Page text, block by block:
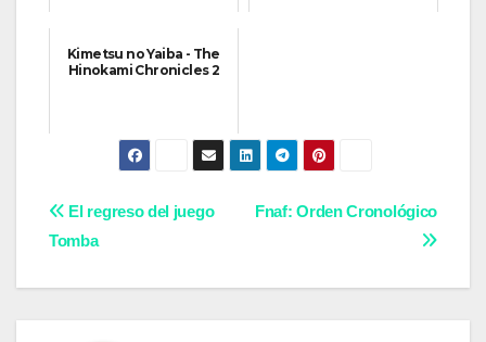
Kimetsu no Yaiba - The
Hinokami Chronicles 2
Navegación
Fnaf: Orden Cronológico
El regreso del juego
Tomba